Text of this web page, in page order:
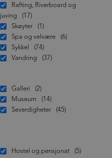
Rafting, Riverboard og
juving
(17)
Skøyter
(1)
Spa og velvære
(6)
Sykkel
(74)
Vandring (37)
Galleri
(2)
Museum
(14)
Severdigheter
(45)
Hostel og pensjonat
(5)